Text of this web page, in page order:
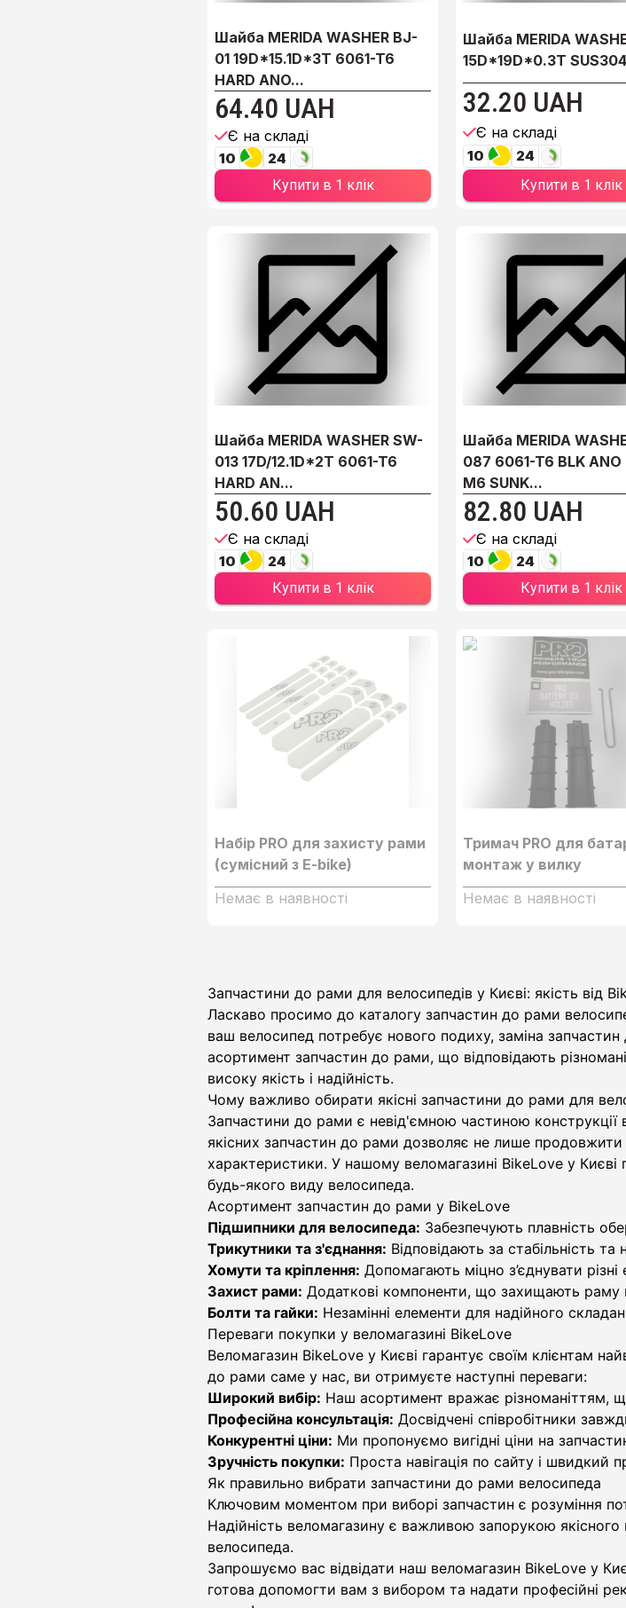
Шайба MERIDA WASHER BJ-
01 19D*15.1D*3T 6061-T6
HARD ANO...
64.40 UAH
Є на складі
10
24
Купити в 1 клік
Шайба MERIDA WASHER
15D*19D*0.3T SUS304
32.20 UAH
Є на складі
10
24
Купити в 1 клік
Шайба MERIDA WASHER SW-
013 17D/12.1D*2T 6061-T6
HARD AN...
50.60 UAH
Є на складі
10
24
Купити в 1 клік
Шайба MERIDA WASHER SW-
087 6061-T6 BLK ANO
M6 SUNK...
82.80 UAH
Є на складі
10
24
Купити в 1 клік
Набір PRO для захисту рами
(сумісний з Е-bike)
Немає в наявності
Тримач PRO для
монтаж у вилку
Немає в наявності
Запчастини до рами
Запчастини до рами для велосипедів у Києві: якість від
Ласкаво просимо до каталогу запчастин до рами
ваш велосипед потребує нового подиху, заміна
асортимент запчастин до рами, що відповідають
високу якість і надійність.
Чому важливо обирати якісні запчастини до рами для
Запчастини до рами є невід'ємною частиною конструкції
якісних запчастин до рами дозволяє не лише
характеристики. У нашому веломагазині BikeLove у Києві
будь-якого виду велосипеда.
Асортимент запчастин до рами у BikeLove
Підшипники для велосипеда: Забезпечують плавність
Трикутники та з'єднання: Відповідають за стабільність
Хомути та кріплення: Допомагають міцно з’єднувати
Захист рами: Додаткові компоненти, що захищають раму
Болти та гайки: Незамінні елементи для надійного
Переваги покупки у веломагазині BikeLove
Веломагазин BikeLove у Києві гарантує своїм клієнтам
до рами саме у нас, ви отримуєте наступні переваги:
Широкий вибір: Наш асортимент вражає різноманіттям,
Професійна консультація: Досвідчені співробітники
Конкурентні ціни: Ми пропонуємо вигідні ціни на
Зручність покупки: Проста навігація по сайту і
Як правильно вибрати запчастини до рами велосипеда
Ключовим моментом при виборі запчастин є розуміння
Надійність веломагазину є важливою запорукою
велосипеда.
Запрошуємо вас відвідати наш веломагазин BikeLove у
готова допомогти вам з вибором та надати професійні